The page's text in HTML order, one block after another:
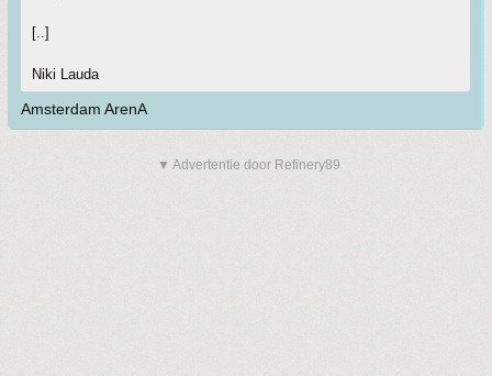
[..]
Niki Lauda
Amsterdam ArenA
▼ Advertentie door Refinery89